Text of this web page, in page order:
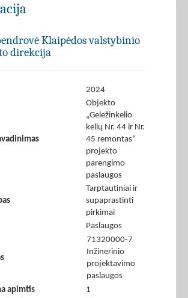
Klaipėdos valstybinio
direkcija
2024
Objekto
„Geležinkelio
kelių Nr. 44 ir Nr.
45 remontas“
projekto
parengimo
paslaugos
Tarptautiniai ir
supaprastinti
pirkimai
Paslaugos
71320000-7
Inžinerinio
projektavimo
paslaugos
apimtis
1